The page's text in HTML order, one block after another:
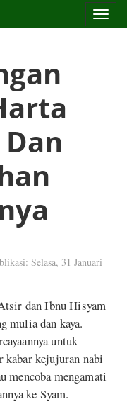
Toggle
Selasa, 31 Januari
dan Ibnu Hisyam
mulia dan kaya.
untuk
kabar kejujuran nabi
mencoba mengamati
ke Syam.